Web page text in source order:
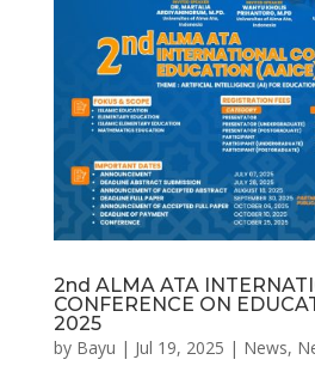
2nd ALMA ATA
CONFERENCE ON
2025
by Bayu | Jul 19, 2025 | News,